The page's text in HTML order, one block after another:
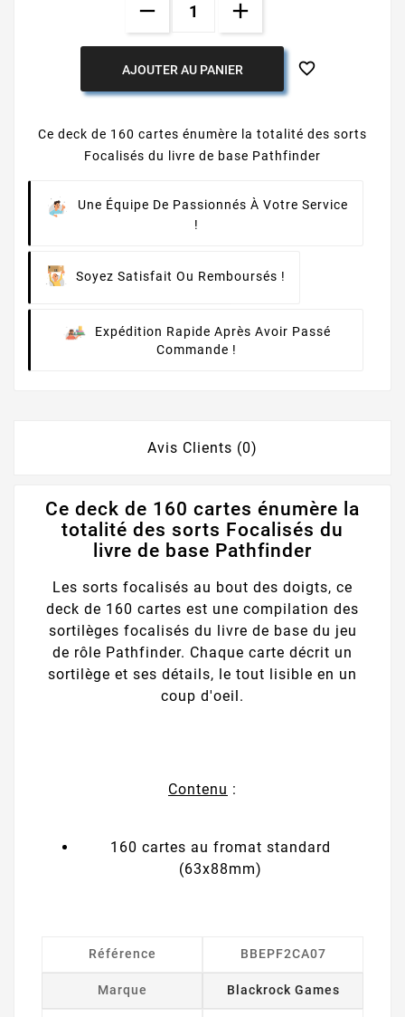
AJOUTER AU PANIER 
Ce deck de 160 cartes énumère la totalité des sorts
Focalisés du livre de base Pathfinder
Une Équipe De Passionnés À Votre Service
!
Soyez Satisfait Ou Remboursés !
Expédition Rapide Après Avoir Passé
Commande !
Avis Clients (0)
Ce deck de 160 cartes énumère la
totalité des sorts Focalisés du
livre de base Pathfinder
Les sorts focalisés au bout des doigts, ce
deck de 160 cartes est une compilation des
sortilèges focalisés du livre de base du jeu
de rôle Pathfinder. Chaque carte décrit un
sortilège et ses détails, le tout lisible en un
coup d'oeil.
Contenu :
160 cartes au fromat standard
(63x88mm)
Référence BBEPF2CA07
Marque Blackrock Games